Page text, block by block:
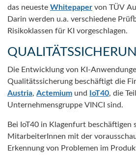
das neueste Whitepaper von TÜV
Darin werden u.a. verschiedene
Risikoklassen für KI vorgeschlagen.
Die Entwicklung von KI-
Qualitätssicherung beschäftigt die
Austria, Actemium und IoT40, die
Unternehmensgruppe VINCI sind.
Bei IoT40 in Klagenfurt beschäftigen
MitarbeiterInnen mit der
Erkennung von Problemen im